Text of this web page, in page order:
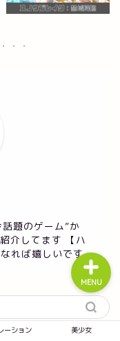
題のゲーム”か
介してます 【ハ
れば嬉しいです！
ーション 美少女
MENU
ーション